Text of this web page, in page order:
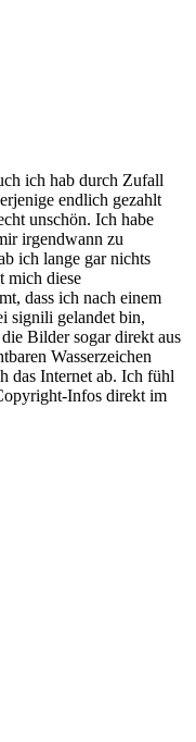
ich hab durch Zufall
endlich gezahlt
unschön. Ich habe
irgendwann zu
ich lange gar nichts
mich diese
dass ich nach einem
signili gelandet bin,
Bilder sogar direkt aus
Wasserzeichen
das Internet ab. Ich fühl
Infos direkt im